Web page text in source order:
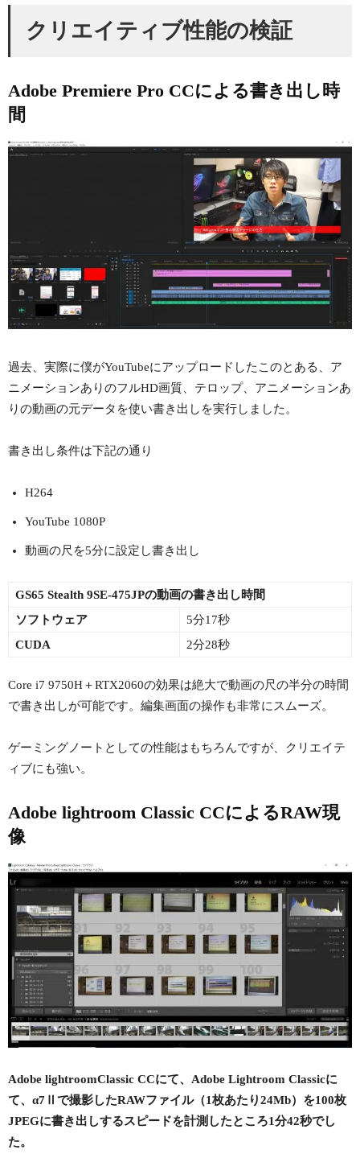
クリエイティブ性能の検証
Adobe Premiere Pro CCによる書き出し時
間
過去、実際に僕がYouTubeにアップロードしたこのとある、ア
ニメーションありのフルHD画質、テロップ、アニメーションあ
りの動画の元データを使い書き出しを実行しました。
書き出し条件は下記の通り
H264
YouTube 1080P
動画の尺を5分に設定し書き出し
GS65 Stealth 9SE-475JPの動画の書き出し時間
ソフトウェア
5分17秒
CUDA
2分28秒
Core i7 9750H＋RTX2060の効果は絶大で動画の尺の半分の時間
で書き出しが可能です。編集画面の操作も非常にスムーズ。
ゲーミングノートとしての性能はもちろんですが、クリエイテ
ィブにも強い。
Adobe lightroom Classic CCによるRAW現
像
Adobe lightroomClassic CCにて、Adobe Lightroom Classicに
て、α7Ⅱで撮影したRAWファイル（1枚あたり24Mb）を100枚
JPEGに書き出しするスピードを計測したところ1分42秒でし
た。